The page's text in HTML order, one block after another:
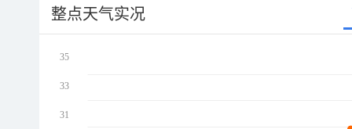
整点天气实况
35
33
31